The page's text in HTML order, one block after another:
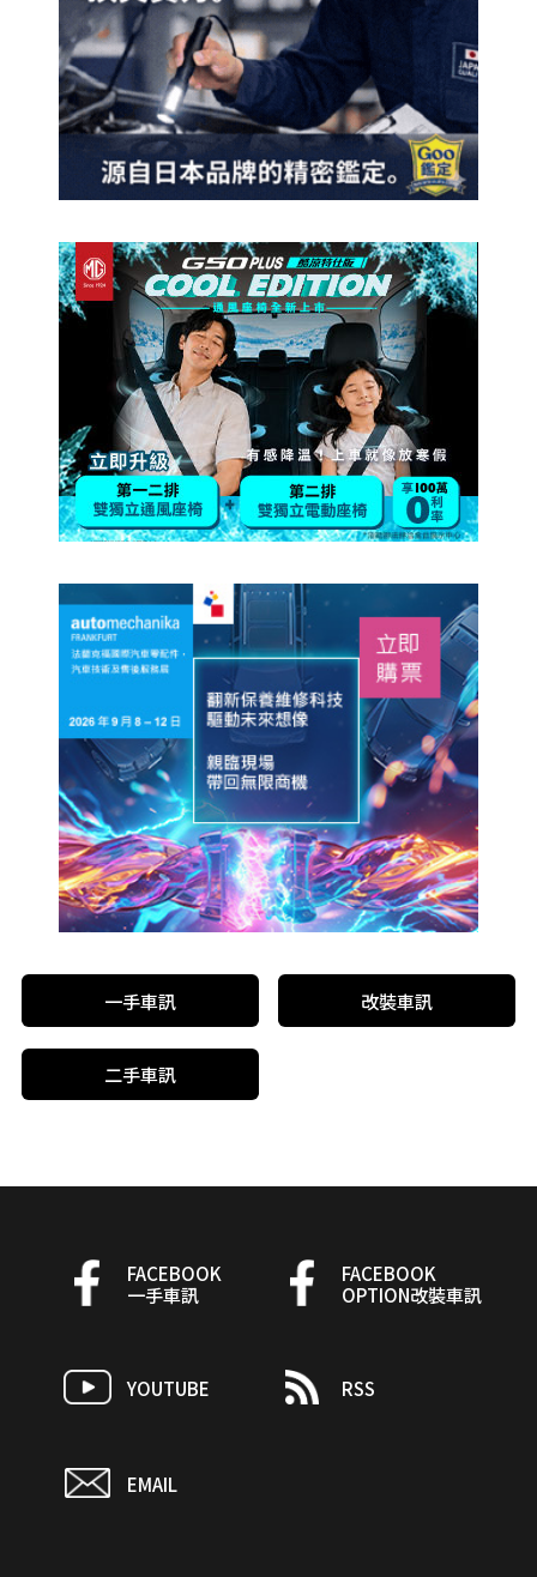
一手車訊 改裝車訊
二手車訊
FACEBOOK
一手車訊
FACEBOOK
OPTION改裝車訊
YOUTUBE RSS
EMAIL